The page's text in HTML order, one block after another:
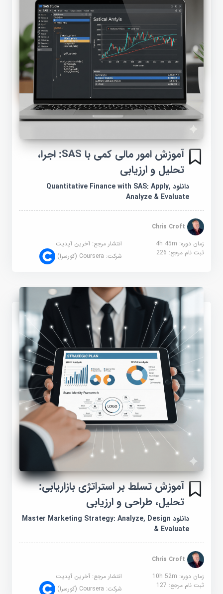
آموزش امور مالی کمی با SAS: اجرا،
تحلیل و ارزیابی
دانلود Quantitative Finance with SAS: Apply,
Analyze & Evaluate
Chris Croft
زمان دوره: 4h 45m
انتشار مرجع:آخرین آپدیت
ثبت نام مرجع:226 شرکت:Coursera (کورسرا)
آموزش تسلط بر استراتژی بازاریابی:
تحلیل، طراحی و ارزیابی
دانلود Master Marketing Strategy: Analyze, Design
& Evaluate
Chris Croft
زمان دوره: 10h 52m
انتشار مرجع:آخرین آپدیت
ثبت نام مرجع:127 شرکت:Coursera (کورسرا)